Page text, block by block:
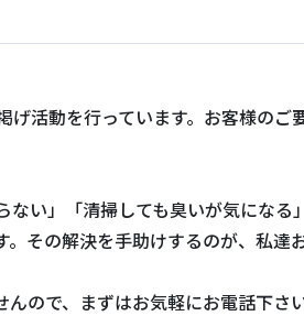
活動を行っています。お客様の
い」「清掃しても臭いが気にな
その解決を手助けするのが、私達
ので、まずはお気軽にお電話下さい